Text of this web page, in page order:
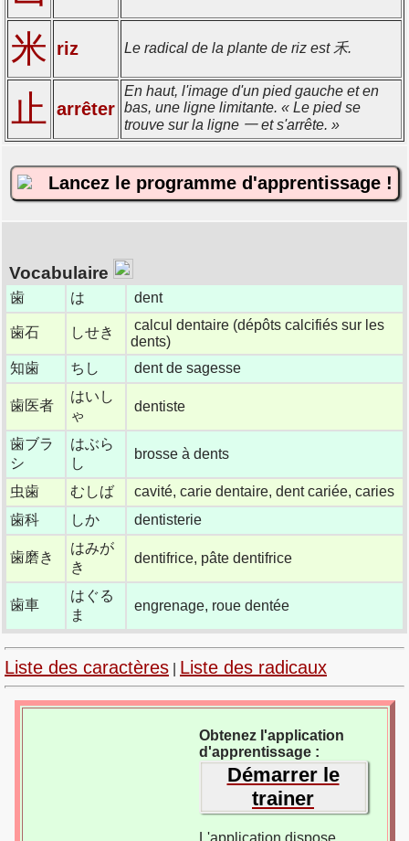
米 riz Le radical de la plante de riz est 禾.
止 arrêter
En haut, l'image d'un pied gauche et en
bas, une ligne limitante. « Le pied se
trouve sur la ligne 一 et s'arrête. »
Lancez le programme d'apprentissage !
Vocabulaire
歯 は dent
歯石 しせき
calcul dentaire (dépôts calcifiés sur les
dents)
知歯
ちし dent de sagesse
歯医者
はいし
ゃ
dentiste
歯ブラ
シ
はぶら
し
brosse à dents
虫歯 むしば
cavité, carie dentaire, dent cariée, caries
歯科
しか dentisterie
歯磨き
はみが
き
dentifrice, pâte dentifrice
歯車
はぐる
ま
engrenage, roue dentée
Liste des caractères Liste des radicaux
Obtenez l'application
d'apprentissage :
Démarrer le
trainer
L'application dispose